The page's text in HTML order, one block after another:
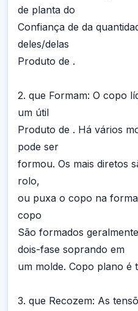
de planta do
Confiança de da
deles/delas
Produto de .
2. que Formam: O copo
um útil
Produto de . Há vários
pode ser
formou. Os mais diretos
rolo,
ou puxa o copo na forma
copo
São formados
dois-fase soprando em
um molde. Copo plano é
3. que Recozem: As